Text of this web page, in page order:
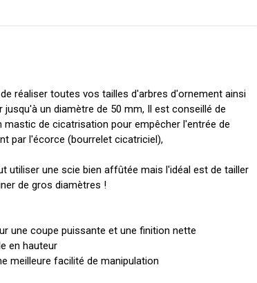
réaliser toutes vos tailles d'arbres d'ornement ainsi
un diamètre de 50 mm, Il est conseillé de
de cicatrisation pour empêcher l'entrée de
par l'écorce (bourrelet cicatriciel),
utiliser une scie bien affûtée mais l'idéal est de tailler
de gros diamètres !
une coupe puissante et une finition nette
en hauteur
meilleure facilité de manipulation